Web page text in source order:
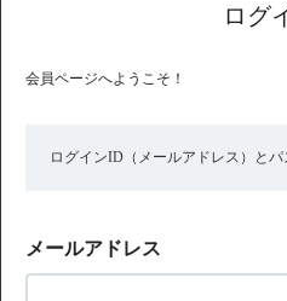
ログ
会員ページへようこそ！
ログインID（メールアドレス）とパ
メールアドレス